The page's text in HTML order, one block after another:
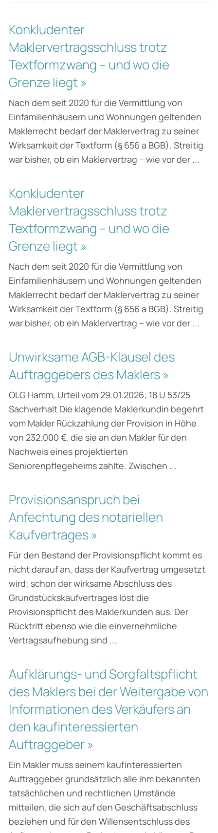
Konkludenter
Maklervertragsschluss trotz
Textformzwang – und wo die
Grenze liegt »
Nach dem seit 2020 für die Vermittlung von
Einfamilienhäusern und Wohnungen geltenden
Maklerrecht bedarf der Maklervertrag zu seiner
Wirksamkeit der Textform (§ 656 a BGB). Streitig
war bisher, ob ein Maklervertrag – wie vor der ...
Konkludenter
Maklervertragsschluss trotz
Textformzwang – und wo die
Grenze liegt »
Nach dem seit 2020 für die Vermittlung von
Einfamilienhäusern und Wohnungen geltenden
Maklerrecht bedarf der Maklervertrag zu seiner
Wirksamkeit der Textform (§ 656 a BGB). Streitig
war bisher, ob ein Maklervertrag – wie vor der ...
Unwirksame AGB-Klausel des
Auftraggebers des Maklers »
OLG Hamm, Urteil vom 29.01.2026; 18 U 53/25
Sachverhalt Die klagende Maklerkundin begehrt
vom Makler Rückzahlung der Provision in Höhe
von 232.000 €, die sie an den Makler für den
Nachweis eines projektierten
Seniorenpflegeheims zahlte. Zwischen ...
Provisionsanspruch bei
Anfechtung des notariellen
Kaufvertrages »
Für den Bestand der Provisionspflicht kommt es
nicht darauf an, dass der Kaufvertrag umgesetzt
wird; schon der wirksame Abschluss des
Grundstückskaufvertrages löst die
Provisionspflicht des Maklerkunden aus. Der
Rücktritt ebenso wie die einvernehmliche
Vertragsaufhebung sind ...
Aufklärungs- und Sorgfaltspflicht
des Maklers bei der Weitergabe von
Informationen des Verkäufers an
den kaufinteressierten
Auftraggeber »
Ein Makler muss seinem kaufinteressierten
Auftraggeber grundsätzlich alle ihm bekannten
tatsächlichen und rechtlichen Umstände
mitteilen, die sich auf den Geschäftsabschluss
beziehen und für den Willensentschluss des